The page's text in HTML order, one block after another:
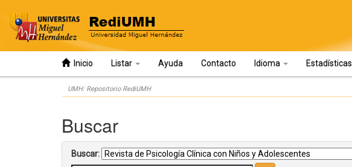
Inicio Listar Ayuda Contacto Idioma Estadísticas
UMH: Repositorio RediUMH
Buscar
Buscar: